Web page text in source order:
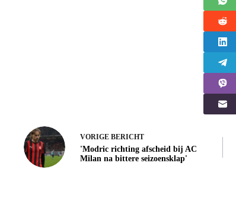
VORIGE BERICHT
'Modric richting afscheid bij AC
Milan na bittere seizoensklap'